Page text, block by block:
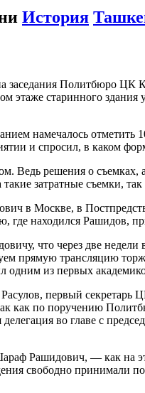
История
Политбюро
этаже старинного
намечалось
и спросил, в каком
Ведь решения о съемках,
затратные съемки,
в Москве, в
где находился Рашидов,
что через две
прямую трансляцию
из первых
первый
как по поручению
во главе с
Рашидович, — как на
свободно принимали